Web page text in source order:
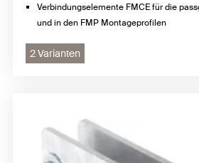
Verbindungselemente FMCE für die
und in den FMP Montageprofilen
2 Varianten